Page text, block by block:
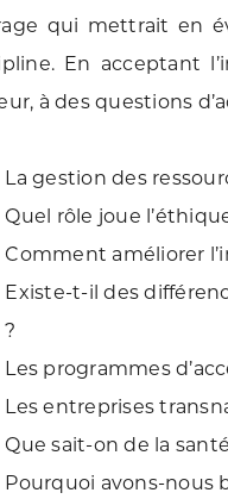
qui mettrait en
En acceptant
à des questions
La gestion des
Quel rôle joue
Comment améliorer
Existe-t-il des
?
Les programmes
Les entreprises
Que sait-on de la
Pourquoi avons-nous